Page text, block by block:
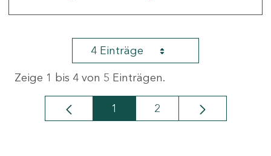
4 Einträge
Zeige 1 bis 4 von 5 Einträgen.
Seite
1 Seite
2